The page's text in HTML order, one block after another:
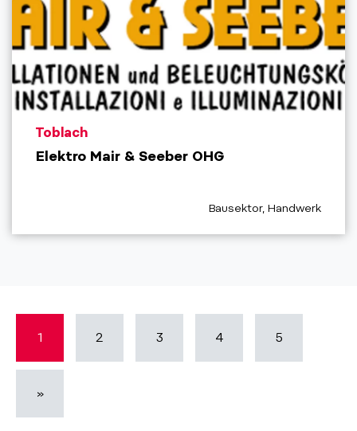
aria.poi_location_prefix
Toblach
Elektro Mair & Seeber OHG
aria.poi_category_prefix
Bausektor, Handwerk
1 2 3 4 5
»